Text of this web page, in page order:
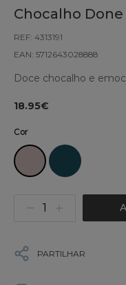
Chocalho
REF: 4313191
EAN: 5712643028888
Doce chocalho e
18.95€
Cor
PARTILHAR